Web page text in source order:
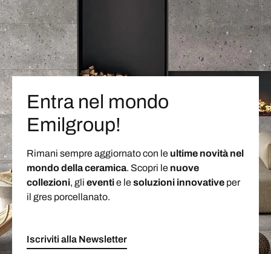
Entra nel mondo
Emilgroup!
Rimani sempre aggiornato con le ultime novità nel
mondo della ceramica. Scopri le nuove
collezioni, gli eventie lesoluzioni innovative per
il gres porcellanato.
Iscriviti alla Newsletter